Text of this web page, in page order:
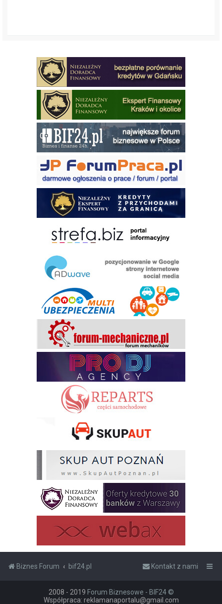
Biznes Forum bif24.pl Kontakt z nami
2008 - 2019 Forum Biznesowe - BIF24 ©
Współpraca: reklamanaportalu@gmail.com